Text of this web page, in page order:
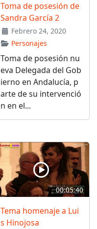
Toma de posesión de
Sandra García 2
Febrero 24, 2020
Personajes
Toma de posesión nu
eva Delegada del Gob
ierno en Andalucía, p
arte de su intervenció
n en el...
00:05:40
Tema homenaje a Lui
s Hinojosa